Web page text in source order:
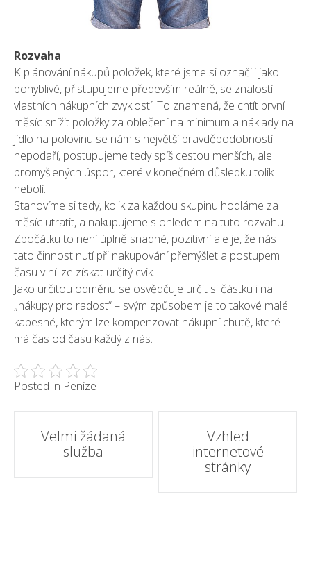
Rozvaha
K plánování nákupů položek, které jsme si označili jako
pohyblivé, přistupujeme především reálně, se znalostí
vlastních nákupních zvyklostí. To znamená, že chtít první
měsíc snížit položky za oblečení na minimum a náklady na
jídlo na polovinu se nám s největší pravděpodobností
nepodaří, postupujeme tedy spíš cestou menších, ale
promyšlených úspor, které v konečném důsledku tolik
nebolí.
Stanovíme si tedy, kolik za každou skupinu hodláme za
měsíc utratit, a nakupujeme s ohledem na tuto rozvahu.
Zpočátku to není úplně snadné, pozitivní ale je, že nás
tato činnost nutí při nakupování přemýšlet a postupem
času v ní lze získat určitý cvik.
Jako určitou odměnu se osvědčuje určit si částku i na
„nákupy pro radost“ – svým způsobem je to takové malé
kapesné, kterým lze kompenzovat nákupní chutě, které
má čas od času každý z nás.
Posted in Peníze
Post
navigation
Velmi žádaná
služba
Vzhled
internetové
stránky